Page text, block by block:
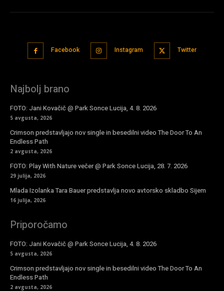
Facebook Instagram Twitter
Najbolj brano
FOTO: Jani Kovačič @ Park Sonce Lucija, 4. 8. 2026
5 avgusta, 2026
Crimson predstavljajo nov single in besedilni video The Door To An
Endless Path
2 avgusta, 2026
FOTO: Play With Nature večer @ Park Sonce Lucija, 28. 7. 2026
29 julija, 2026
Mlada Izolanka Tara Bauer predstavlja novo avtorsko skladbo Sijem
16 julija, 2026
Priporočamo
FOTO: Jani Kovačič @ Park Sonce Lucija, 4. 8. 2026
5 avgusta, 2026
Crimson predstavljajo nov single in besedilni video The Door To An
Endless Path
2 avgusta, 2026